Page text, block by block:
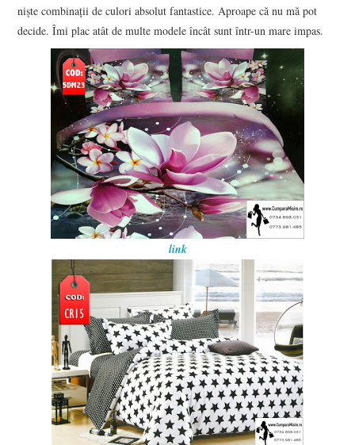
nişte combinaţii de culori absolut fantastice. Aproape că nu mă pot
decide. Îmi plac atât de multe modele încât sunt într-un mare impas.
link